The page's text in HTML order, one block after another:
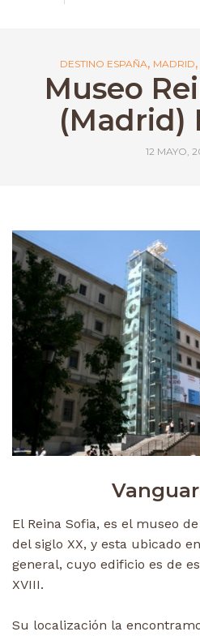
DESTINO ESPAÑA, MADRID,
Museo
(Madrid)
12 MAYO,
El Reina Sofia, es el museo
del siglo XX, y esta ubicado
general, cuyo edificio es de
XVIII.
Su localización la